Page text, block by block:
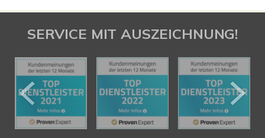
SERVICE MIT AUSZEICHNUNG!